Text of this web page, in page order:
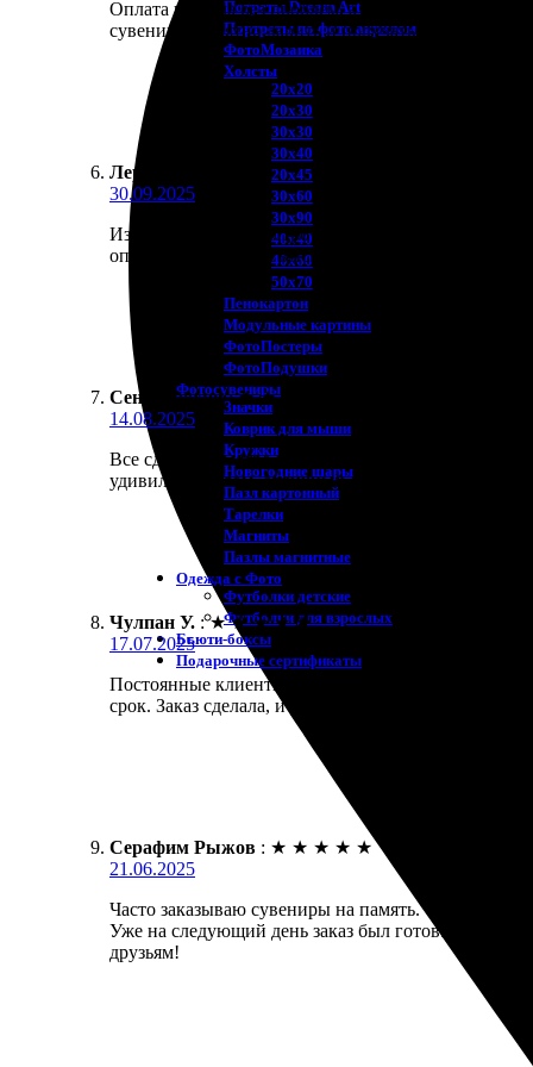
Потреты Dream Art
Портреты по фото акрилом
ФотоМозаика
Холсты
20х20
20х30
30х30
30х40
20х45
30х60
30х90
40х40
40х60
50х70
Пенокартон
Модульные картины
ФотоПостеры
ФотоПодушки
Фотоcувениры
Значки
Коврик для мыши
Кружки
Новогодние шары
Пазл картонный
Тарелки
Магниты
Пазлы магнитные
Одежда с Фото
Футболки детские
Футболки для взрослых
Бьюти-боксы
Подарочные сертификаты
Оплата прошла без проблем, а доставка была
сувениры приятно дарить и получать. Теперь знаю,
Лера
30.09.2025
Изделие пришло быстро и без повреждений.
оператором была на высшем уровне, все пояснили
Сеня Анохин : ★ ★
14.08.2025
Все сделано быстро и без лишних вопросов.
удивила. В целом, отличный опыт, рекомендую.
Чулпан У. : ★ ★ ★ ★ ★
17.07.2025
Постоянные клиенты, могу смело рекомендовать.
срок. Заказ сделала, и уже через несколько дней
Серафим Рыжов : ★ ★ ★ ★ ★
21.06.2025
Часто заказываю сувениры на память. Сделал
Уже на следующий день заказ был готов.
друзьям!